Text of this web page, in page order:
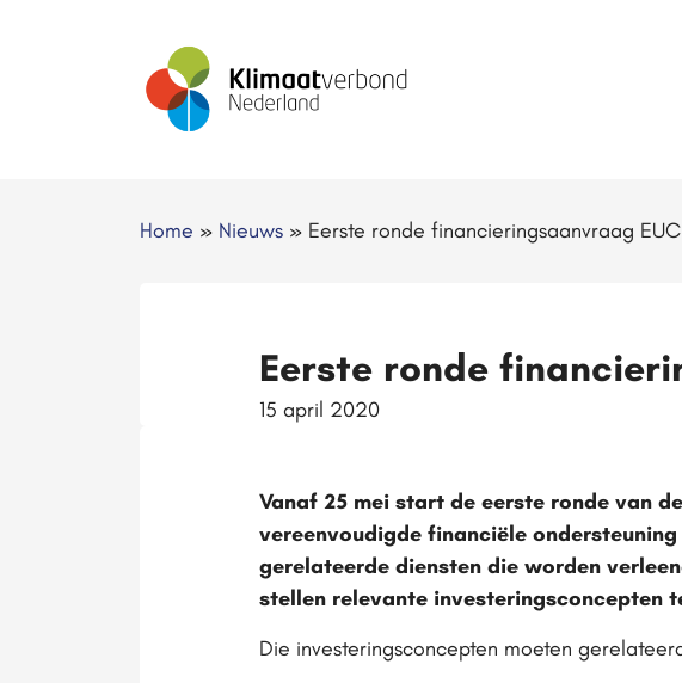
Home » Nieuws » Eerste ronde financieringsaanvraag
Eerste ronde
15 april 2020
Vanaf 25 mei start de eerste ronde van
vereenvoudigde financiële
gerelateerde diensten die worden
stellen relevante investeringsconcepten
Die investeringsconcepten moeten